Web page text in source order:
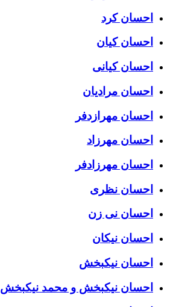
احسان کرد
احسان کیان
احسان کیانی
احسان مرادیان
احسان مهرازدفر
احسان مهرزاد
احسان مهرزادفر
احسان نظری
احسان نی زن
احسان نیکان
احسان نیکبخش
احسان نیکبخش و محمد نیکبخش